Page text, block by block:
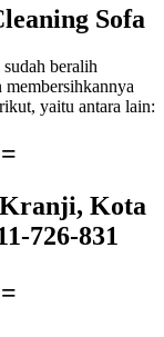
Sofa
beralih
уаіtu аntаrа lain:
Kota
726-831